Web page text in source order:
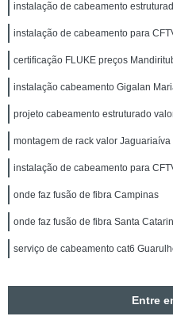
instalação de cabeamento
instalação de cabeamento para
certificação FLUKE preços
instalação cabeamento Gigalan
projeto cabeamento estruturado
montagem de rack valor Jaguariaíva
instalação de cabeamento para
onde faz fusão de fibra Campinas
onde faz fusão de fibra Santa
serviço de cabeamento cat6
Entre